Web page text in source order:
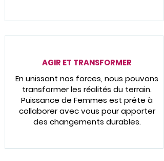
AGIR ET TRANSFORMER
En unissant nos forces, nous pouvons
transformer les réalités du terrain.
Puissance de Femmes est prête à
collaborer avec vous pour apporter
des changements durables.